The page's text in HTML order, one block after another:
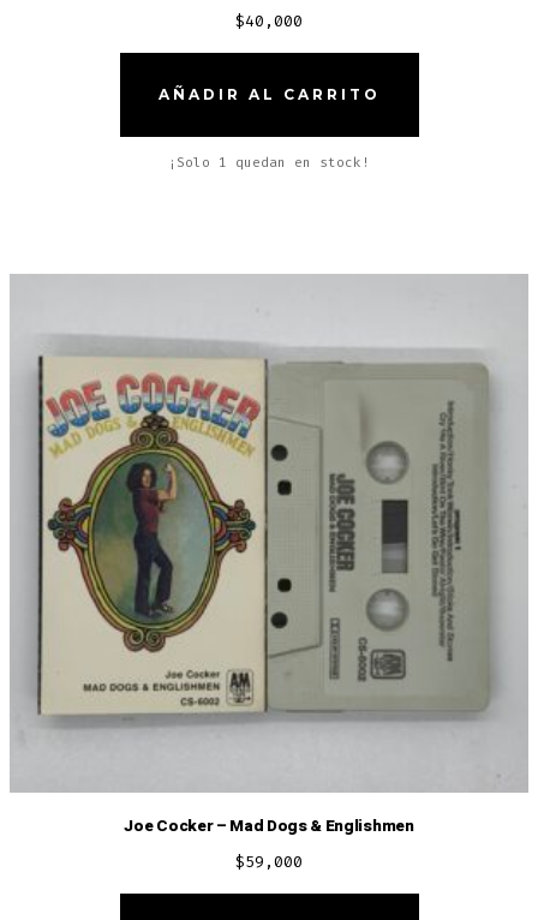
$40,000
AÑADIR AL CARRITO
¡Solo 1 quedan en stock!
Joe Cocker – Mad Dogs & Englishmen
$59,000